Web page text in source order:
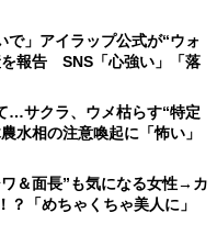
で」アイラップ公式が“ウォ
を報告 SNS「心強い」「落
…サクラ、ウメ枯らす“特定
水相の注意喚起に「怖い」
＆面長”も気になる女性→カ
？「めちゃくちゃ美人に」